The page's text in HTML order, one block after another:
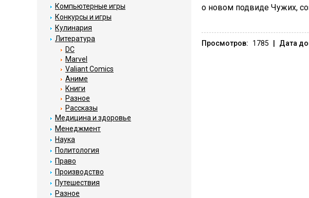
о новом подвиде Чужих,
Просмотров: 1785 Дата
Компьютерные игры
Конкурсы и игры
Кулинария
Литература
DC
Marvel
Valiant Comics
Аниме
Книги
Разное
Рассказы
Медицина и здоровье
Менеджмент
Наука
Политология
Право
Производство
Путешествия
Разное